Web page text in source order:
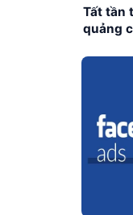
Tất tần
quảng